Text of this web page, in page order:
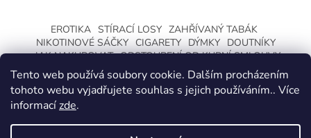
Tento web používá soubory cookie. Dalším procházením
tohoto webu vyjadřujete souhlas s jejich používáním.. Více
informacízde.
EROTIKA STÍRACÍ LOSY ZAHŘÍVANÝ TABÁK
NIKOTINOVÉ SÁČKY CIGARETY DÝMKY
DOUTNÍKY
JAK NAKUPOVAT ODSTOUPENÍ OD KUPNÍ SMLOUVY